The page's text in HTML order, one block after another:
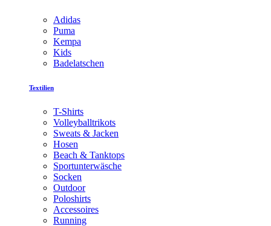
Adidas
Puma
Kempa
Kids
Badelatschen
Textilien
T-Shirts
Volleyballtrikots
Sweats & Jacken
Hosen
Beach & Tanktops
Sportunterwäsche
Socken
Outdoor
Poloshirts
Accessoires
Running